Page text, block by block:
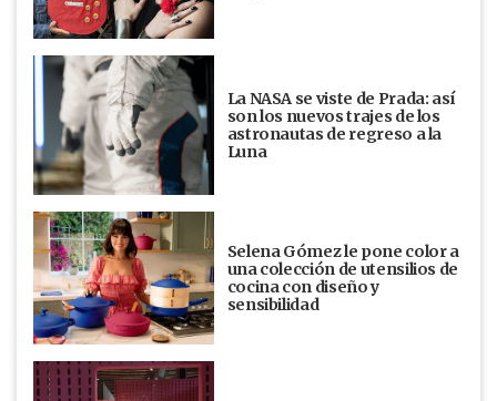
La NASA se viste de Prada: así
son los nuevos trajes de los
astronautas de regreso a la
Luna
Selena Gómez le pone color a
una colección de utensilios de
cocina con diseño y
sensibilidad